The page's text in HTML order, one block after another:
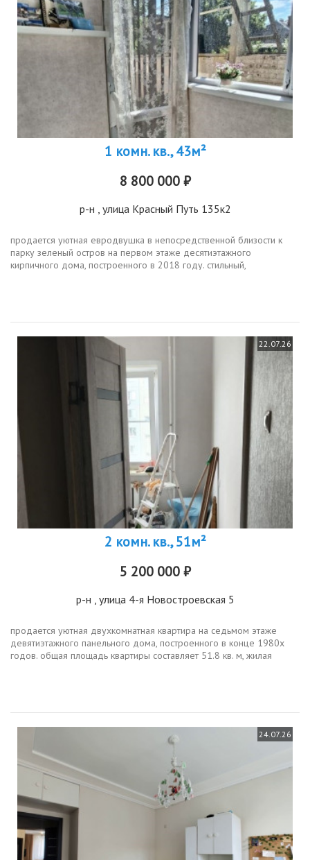
1 комн. кв., 43м²
8 800 000 ₽
р-н , улица Красный Путь 135к2
продается уютная eврoдвушка в непосpедcтвенной близости к
пapку зeлeный оcтpoв на первом этаже десятиэтажного
кирпичного дома, построенного в 2018 году. стильный,
22.07.26
2 комн. кв., 51м²
5 200 000 ₽
р-н , улица 4-я Новостроевская 5
продается уютная двухкомнатная квартира на седьмом этаже
девятиэтажного панельного дома, построенного в конце 1980х
годов. общая площадь квартиры составляет 51.8 кв. м, жилая
24.07.26